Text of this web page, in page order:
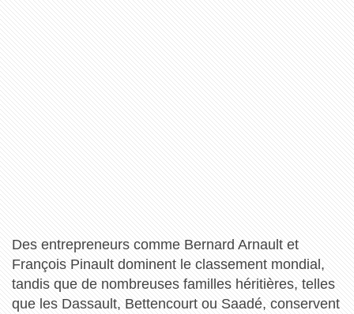
Des entrepreneurs comme Bernard Arnault et
François Pinault dominent le classement mondial,
tandis que de nombreuses familles héritières, telles
que les Dassault, Bettencourt ou Saadé, conservent